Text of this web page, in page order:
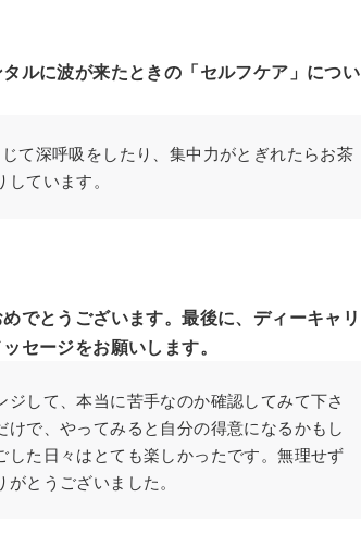
ルに波が来たときの「セルフケア」につい
て深呼吸をしたり、集中力がとぎれたらお茶
ています。
でとうございます。最後に、ディーキャリ
セージをお願いします。
して、本当に苦手なのか確認してみて下さ
で、やってみると自分の得意になるかもし
た日々はとても楽しかったです。無理せず
とうございました。